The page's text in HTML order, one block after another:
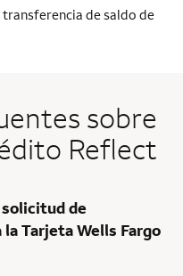
de saldo de
sobre
Reflect
solicitud de
Tarjeta Wells Fargo